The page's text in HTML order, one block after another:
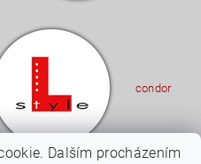
condor
Dalším procházením